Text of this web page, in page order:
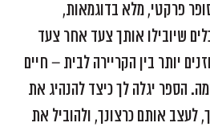
פרקטי, מלא בדוגמאות,
שיובילו אותך צעד אחר צעד
יותר בין הקריירה לבית – חיים
הספר יגלה לך כיצד להנהיג את
לעצב אותם כרצונך, ולהוביל את